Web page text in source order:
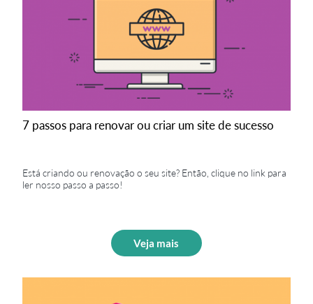
7 passos para renovar ou criar um site de sucesso
Está criando ou renovação o seu site? Então, clique no link para
ler nosso passo a passo!
Veja mais